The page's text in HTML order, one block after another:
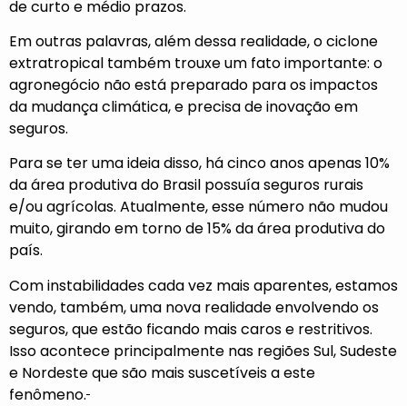
de curto e médio prazos.
Em outras palavras, além dessa realidade, o ciclone
extratropical também trouxe um fato importante: o
agronegócio não está preparado para os impactos
da mudança climática, e precisa de inovação em
seguros.
Para se ter uma ideia disso, há cinco anos apenas 10%
da área produtiva do Brasil possuía seguros rurais
e/ou agrícolas. Atualmente, esse número não mudou
muito, girando em torno de 15% da área produtiva do
país.
Com instabilidades cada vez mais aparentes, estamos
vendo, também, uma nova realidade envolvendo os
seguros, que estão ficando mais caros e restritivos.
Isso acontece principalmente nas regiões Sul, Sudeste
e Nordeste que são mais suscetíveis a este
fenômeno.